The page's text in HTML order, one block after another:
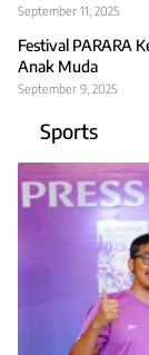
September 11, 2025
Festival PARARA
Anak Muda
September 9, 2025
Sports